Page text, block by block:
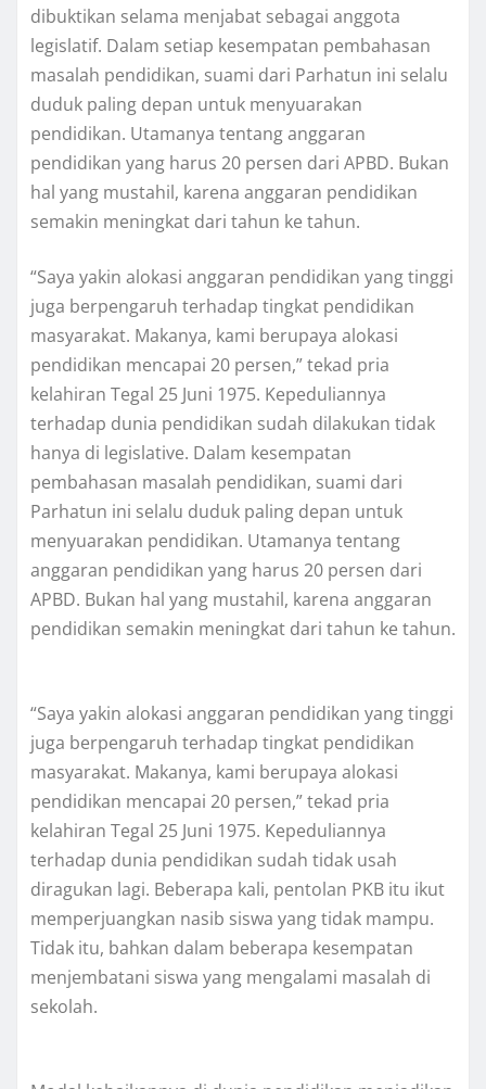
dibuktikan selama menjabat sebagai anggota
legislatif. Dalam setiap kesempatan pembahasan
masalah pendidikan, suami dari Parhatun ini selalu
duduk paling depan untuk menyuarakan
pendidikan. Utamanya tentang anggaran
pendidikan yang harus 20 persen dari APBD. Bukan
hal yang mustahil, karena anggaran pendidikan
semakin meningkat dari tahun ke tahun.
“Saya yakin alokasi anggaran pendidikan yang tinggi
juga berpengaruh terhadap tingkat pendidikan
masyarakat. Makanya, kami berupaya alokasi
pendidikan mencapai 20 persen,” tekad pria
kelahiran Tegal 25 Juni 1975. Kepeduliannya
terhadap dunia pendidikan sudah dilakukan tidak
hanya di legislative. Dalam kesempatan
pembahasan masalah pendidikan, suami dari
Parhatun ini selalu duduk paling depan untuk
menyuarakan pendidikan. Utamanya tentang
anggaran pendidikan yang harus 20 persen dari
APBD. Bukan hal yang mustahil, karena anggaran
pendidikan semakin meningkat dari tahun ke tahun.
“Saya yakin alokasi anggaran pendidikan yang tinggi
juga berpengaruh terhadap tingkat pendidikan
masyarakat. Makanya, kami berupaya alokasi
pendidikan mencapai 20 persen,” tekad pria
kelahiran Tegal 25 Juni 1975. Kepeduliannya
terhadap dunia pendidikan sudah tidak usah
diragukan lagi. Beberapa kali, pentolan PKB itu ikut
memperjuangkan nasib siswa yang tidak mampu.
Tidak itu, bahkan dalam beberapa kesempatan
menjembatani siswa yang mengalami masalah di
sekolah.